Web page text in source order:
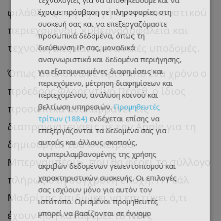
φιλάθλων, παραγωγή οπτικοακουστικού
περιεχομένου, κυβερνοασφάλεια και
τεχνολογικές και κοινωνικές υποδομές.
Όπως ανακοίνωσε πριν από ένα χρόνο ο
πρόεδρος Φλορεντίνο Πέρεθ, ο ίδιος
προσωπικά αναλαμβάνει τις
διαπραγματεύσεις με την Apple για τη
δημιουργία του «Άπειρου
Μπερναμπέου», που θα φέρει το σύλλογο
πλήρως στη σύγχρονη εποχή. Η Ρεάλ
Μαδρίτης επιδιώκει να επιτύχει ό,τι
έχουν ήδη καταφέρει τοNBA,
έχουμε πρόσβαση σε πληροφορίες στη
συσκευή σας και να επεξεργαζόμαστε
προσωπικά δεδομένα, όπως τη
διεύθυνση IP σας, μοναδικά
αναγνωριστικά και δεδομένα περιήγησης,
για εξατομικευμένες διαφημίσεις και
περιεχόμενο, μέτρηση διαφημίσεων και
περιεχομένου, ανάλυση κοινού και
βελτίωση υπηρεσιών.Προμηθευτές
τρίτων (1884) ενδέχεται επίσης να
επεξεργάζονται τα δεδομένα σας για
αυτούς και άλλους σκοπούς,
συμπεριλαμβανομένης της χρήσης
ακριβών δεδομένων γεωεντοπισμού και
χαρακτηριστικών συσκευής. Οι επιλογές
σας ισχύουν μόνο για αυτόν τον
ιστότοπο. Ορισμένοι προμηθευτές
μπορεί να βασίζονται σε έννομο